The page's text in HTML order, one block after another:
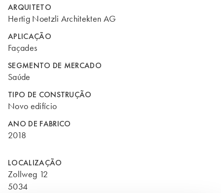
ARQUITETO
Hertig Noetzli Architekten AG
APLICAÇÃO
Façades
SEGMENTO DE MERCADO
Saúde
TIPO DE CONSTRUÇÃO
Novo edifício
ANO DE FABRICO
2018
LOCALIZAÇÃO
Zollweg 12
5034